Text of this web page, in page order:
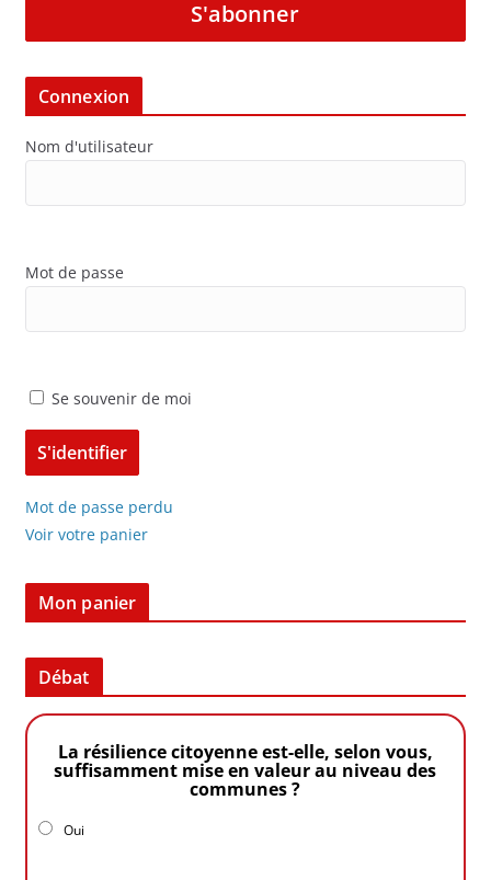
S'abonner
Connexion
Nom d'utilisateur
Mot de passe
Se souvenir de moi
Mot de passe perdu
Voir votre panier
Mon panier
Débat
La résilience citoyenne est-elle, selon vous,
suffisamment mise en valeur au niveau des
communes ?
Oui